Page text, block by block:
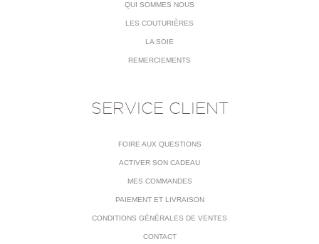
QUI SOMMES NOUS
LES COUTURIÈRES
LA SOIE
REMERCIEMENTS
SERVICE CLIENT
FOIRE AUX QUESTIONS
ACTIVER SON CADEAU
MES COMMANDES
PAIEMENT ET LIVRAISON
CONDITIONS GÉNÉRALES DE VENTES
CONTACT